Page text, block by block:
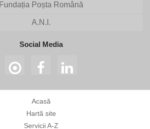
Fundația Poșta Română
A.N.I.
Social Media
Acasă
Hartă site
Servicii A-Z